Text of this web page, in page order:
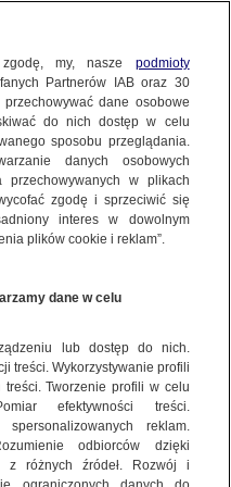
życie. Kościół publikuje
usług
my, nasze podmioty
Partnerów IAB oraz 30
dane osobowe
do nich dostęp w celu
sposobu przeglądania.
danych osobowych
przechowywanych w plikach
zgodę i sprzeciwić się
interes w dowolnym
plików cookie i reklam”.
dane w celu
lub dostęp do nich.
treści. Wykorzystywanie profili
Tworzenie profili w celu
efektywności treści.
reklam.
odbiorców dzięki
z różnych źródeł. Rozwój i